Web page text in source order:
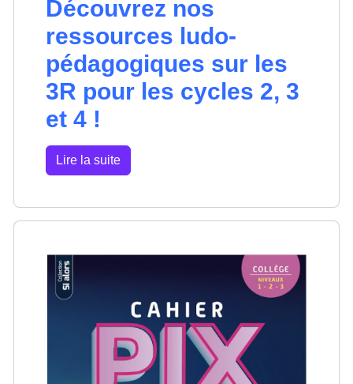
Découvrez nos
ressources ludo-
pédagogiques sur les
3R pour les cycles 2, 3
et 4 !
Lire la suite